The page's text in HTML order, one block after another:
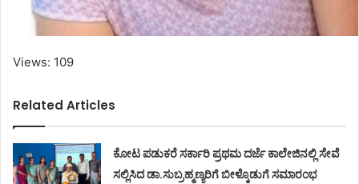
Views: 109
Related Articles
ಕೋಟ ಪಡುಕರೆ ಸರ್ಕಾರಿ ಪ್ರಥಮ ದರ್ಜೆ ಕಾಲೇಜಿನಲ್ಲಿ ಸೇವೆ
ಸಲ್ಲಿಸಿದ ಡಾ.ಸುಬ್ರಹ್ಮಣ್ಯರಿಗೆ ಬೀಳ್ಕೊಡುಗೆ ಸಮಾರಂಭ